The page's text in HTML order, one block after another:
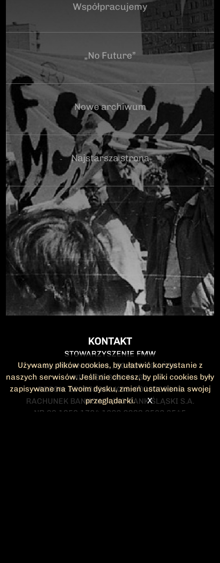
Współpracujemy
„No Future”
Nowe archiwum
Najstarsza strona
KONTAKT
STOWARZYSZENIE FMW
UL. POLANKI 41-1 , 80-308 GDAŃSK
NIP: 583-300-74-60
REGON: 220532063 KRS: 0000295148
RACHUNEK BANKOWY: ING BANK ŚLĄSKI S.A.
NR 90 1050 1764 1000 0023 2582 8545
Używamy plików cookies, by ułatwić korzystanie z
naszych serwisów. Jeśli nie chcesz, by pliki cookies były
zapisywane na Twoim dysku, zmień ustawienia swojej
przeglądarki.
X